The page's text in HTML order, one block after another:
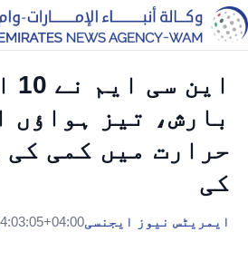
بارش، تیز ہواؤں
حرارت میں کمی کی
کی
ایمریٹس نیوز ایجنسی